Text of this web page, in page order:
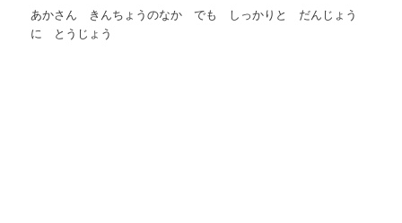
あかさん きんちょうのなか でも しっかりと だんじょう
に とうじょう